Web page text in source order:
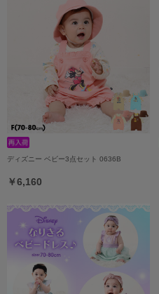
ディズニー ベビー3点セット 0636B
￥6,160